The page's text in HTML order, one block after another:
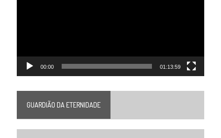
00:00 01:13:59
GUARDIÃO DA ETERNIDADE